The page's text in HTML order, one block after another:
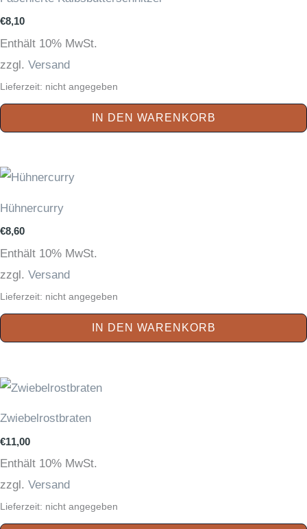
€8,10
Enthält 10% MwSt.
zzgl. Versand
Lieferzeit: nicht angegeben
IN DEN WARENKORB
Hühnercurry
€8,60
Enthält 10% MwSt.
zzgl. Versand
Lieferzeit: nicht angegeben
IN DEN WARENKORB
Zwiebelrostbraten
€11,00
Enthält 10% MwSt.
zzgl. Versand
Lieferzeit: nicht angegeben